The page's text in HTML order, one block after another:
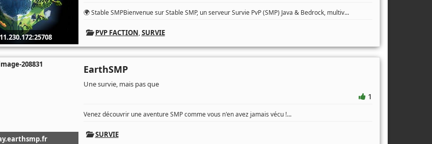
🌍 Stable SMPBienvenue sur Stable SMP, un serveur Survie PvP (SMP) Java & Bedrock, multiv...
PVP FACTION,SURVIE
EarthSMP
Une survie, mais pas que
1
Venez découvrir une aventure SMP comme vous n'en avez jamais vécu !...
SURVIE